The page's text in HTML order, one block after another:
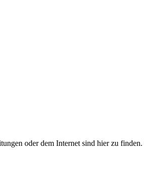
oder dem Internet sind hier zu